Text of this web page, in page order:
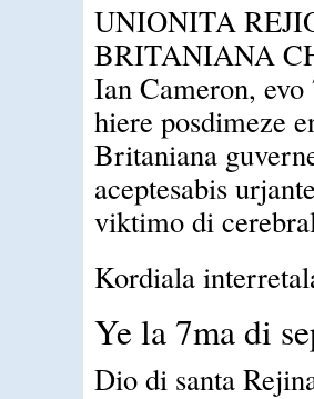
UNIONITA
BRITANIANA
Ian Cameron,
hiere posdimeze
Britaniana
aceptesabis
viktimo di
Kordiala
Ye la 7ma di
Dio di santa